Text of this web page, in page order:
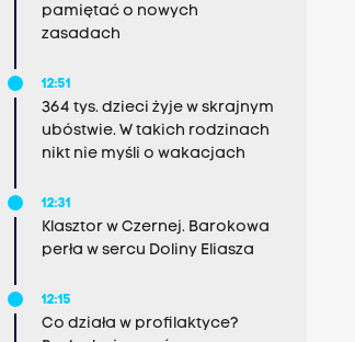
pamiętać o nowych
zasadach
12:51
364 tys. dzieci żyje w skrajnym
ubóstwie. W takich rodzinach
nikt nie myśli o wakacjach
12:31
Klasztor w Czernej. Barokowa
perła w sercu Doliny Eliasza
12:15
Co działa w profilaktyce?